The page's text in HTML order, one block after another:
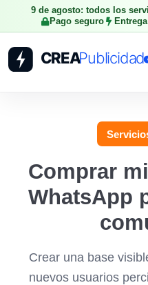
9 de agosto: todos los
Pago seguro
Comprar
WhatsApp
Crear una base
nuevos usuarios